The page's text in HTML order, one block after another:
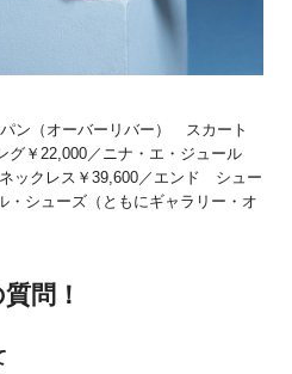
ン（オーバーリバー） スカート
￥22,000／ニナ・エ・ジュール
ックレス￥39,600／エンド シュー
・シューズ（ともにギャラリー・オ
問！